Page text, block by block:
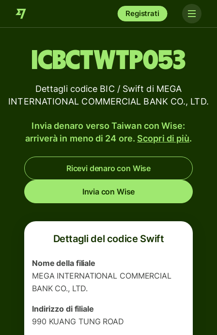
Registrati
ICBCTWTP053
Dettagli codice BIC / Swift di MEGA
INTERNATIONAL COMMERCIAL BANK CO., LTD.
Invia denaro verso Taiwan con Wise:
arriverà in meno di 24 ore. Scopri di più.
Ricevi denaro con Wise
Invia con Wise
Dettagli del codice Swift
Nome della filiale
MEGA INTERNATIONAL COMMERCIAL
BANK CO., LTD.
Indirizzo di filiale
990 KUANG TUNG ROAD